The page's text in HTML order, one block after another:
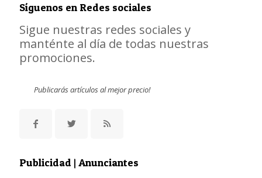
Síguenos en Redes sociales
Sigue nuestras redes sociales y
manténte al día de todas nuestras
promociones.
Publicarás artículos al mejor precio!
Publicidad | Anunciantes